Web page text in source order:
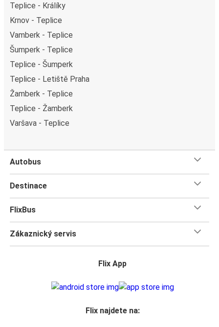
Teplice - Králíky
Krnov - Teplice
Vamberk - Teplice
Šumperk - Teplice
Teplice - Šumperk
Teplice - Letiště Praha
Žamberk - Teplice
Teplice - Žamberk
Varšava - Teplice
Autobus
Destinace
FlixBus
Zákaznický servis
Flix App
Flix najdete na: